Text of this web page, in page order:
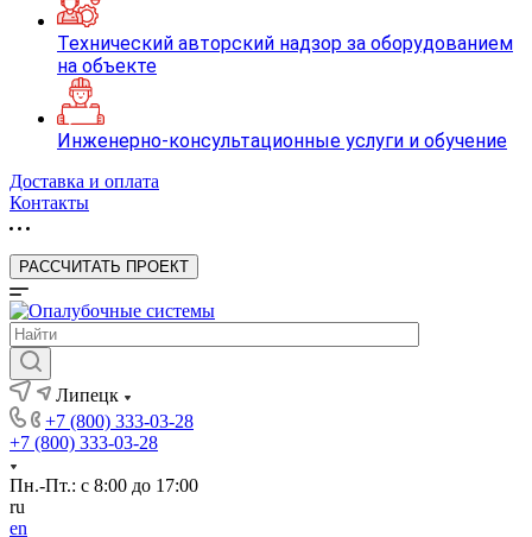
Технический авторский надзор за оборудованием
на объекте
Инженерно-консультационные услуги и обучение
Доставка и оплата
Контакты
РАССЧИТАТЬ ПРОЕКТ
Липецк
+7 (800) 333-03-28
+7 (800) 333-03-28
Пн.-Пт.: с 8:00 до 17:00
ru
en